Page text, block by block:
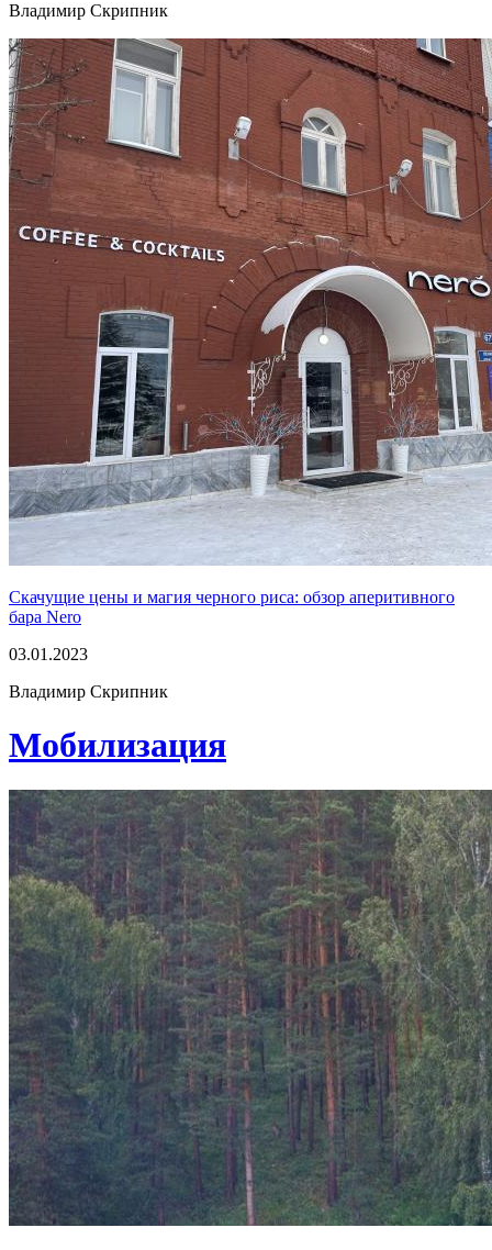
Владимир Скрипник
Скачущие цены и магия черного риса: обзор аперитивного
бара Nero
03.01.2023
Владимир Скрипник
Мобилизация